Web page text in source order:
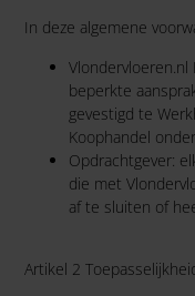
In deze algemene
beperkte
gevestigd te
Koophandel
Opdrachtgever:
die met
af te sluiten of
Artikel 2